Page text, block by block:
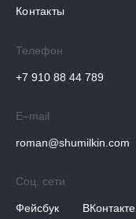
Контакты
Телефон
+7 910 88 44 789
E–mail
roman@shumilkin.com
Соц. сети
Фейсбук ВКонтакте